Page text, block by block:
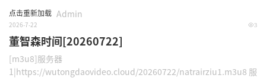
点击重新加载 Admin
2026-7-22 3
董智森时间[20260722]
[m3u8]服务器
1|https://wutongdaovideo.cloud/20260722/natrairziu1.m3u8 服